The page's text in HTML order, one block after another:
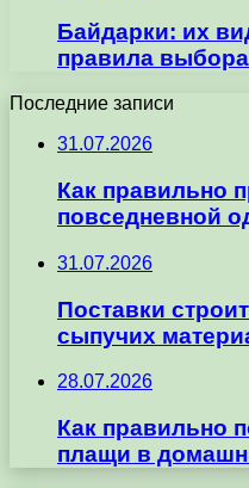
Байдарки: их
правила выбора
Последние записи
31.07.2026
Как правильно
повседневной
31.07.2026
Поставки
сыпучих
28.07.2026
Как правильно
плащи в